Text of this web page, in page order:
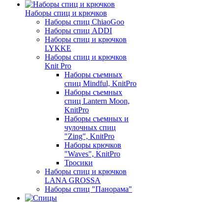
Наборы спиц и крючков
Наборы спиц ChiaoGoo
Наборы спиц ADDI
Наборы спиц и крючков
LYKKE
Наборы спиц и крючков
Knit Pro
Наборы съемных
спиц Mindful, KnitPro
Наборы съемных
спиц Lantern Moon,
KnitPro
Наборы съемных и
чулочных спиц
"Zing", KnitPro
Наборы крючков
"Waves", KnitPro
Тросики
Наборы спиц и крючков
LANA GROSSA
Наборы спиц "Панорама"